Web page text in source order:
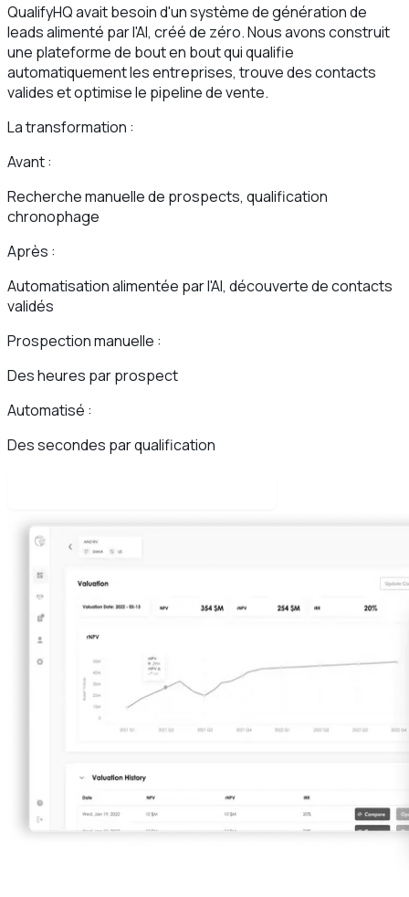
QualifyHQ avait besoin d'un système de génération de
leads alimenté par l'AI, créé de zéro. Nous avons construit
une plateforme de bout en bout qui qualifie
automatiquement les entreprises, trouve des contacts
valides et optimise le pipeline de vente.
La transformation :
Avant :
Recherche manuelle de prospects, qualification
chronophage
Après :
Automatisation alimentée par l'AI, découverte de contacts
validés
Prospection manuelle :
Des heures par prospect
Automatisé :
Des secondes par qualification